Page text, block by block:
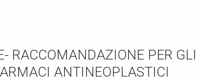
RACCOMANDAZIONE PER GLI
ANTINEOPLASTICI